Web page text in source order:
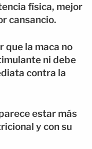
física, mejor
cansancio.
que la maca no
ni debe
contra la
estar más
y con su